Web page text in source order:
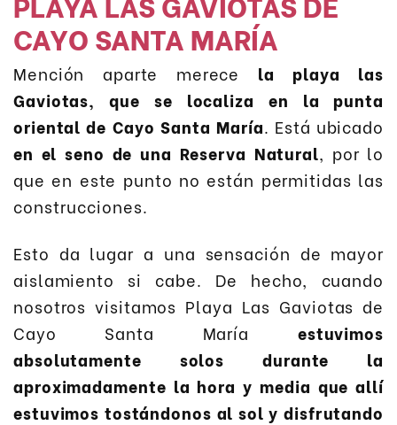
CAYO SANTA MARÍA
Mención aparte merece la playa las
Gaviotas, que se localiza en la punta
oriental de Cayo Santa María. Está ubicado
en el seno de una Reserva Natural, por lo
que en este punto no están permitidas las
construcciones.
Esto da lugar a una sensación de mayor
aislamiento si cabe. De hecho, cuando
nosotros visitamos Playa Las Gaviotas de
Cayo Santa María estuvimos
absolutamente solos durante la
aproximadamente la hora y media que allí
estuvimos tostándonos al sol y disfrutando